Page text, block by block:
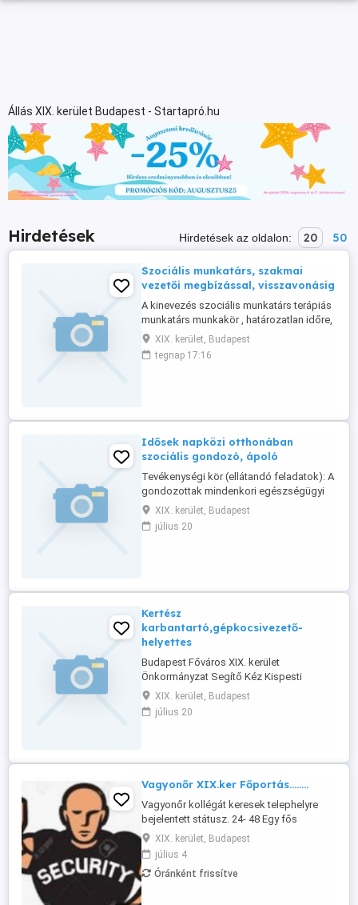
Állás XIX. kerület Budapest - Startapró.hu
Hirdetések Hirdetések az oldalon: 20 50
Szociális munkatárs, szakmai
vezetői megbízással, visszavonásig
A kinevezés szociális munkatárs terápiás
munkatárs munkakör , határozatlan időre,
kiegészítve szakmai vezetői megbízással.
Szakmai vezetői feladatok: Intézményünk
elkötelezve, magas szakmai színvonalon
XIX. kerület, Budapest
tegnap 17:16
Idősek napközi otthonában
szociális gondozó, ápoló
Tevékenységi kör (ellátandó feladatok): A
gondozottak mindenkori egészségügyi
állapotának megfelelő ápolása,
gondozása. Segítséget nyújt a
mindennapi teendők végzéséhez. Köteles
gondozott ellátása ...
XIX. kerület, Budapest
július 20
Kertész
karbantartó,gépkocsivezető-
helyettes
Budapest Főváros XIX. kerület
Önkormányzat Segítő Kéz Kispesti
Gondozó Szolgálat Az Intézményvezetés
székhelyén és a telephelyein felmerülő
karbantartási munkálatok szükség
azonnali elhárítása. Az Intézmény szakmai
egységeiben ...
XIX. kerület, Budapest
július 20
Vagyonőr XIX.ker Főportás........
Vagyonőr kollégát keresek telephelyre
bejelentett státusz. 24- 48 Egy fős
Főportás pozíció.. Térítésmentes ruházat
azonnali kezdés. Érdeklődni:
06205461395- Gábor..
XIX. kerület, Budapest
július 4
Óránként frissítve